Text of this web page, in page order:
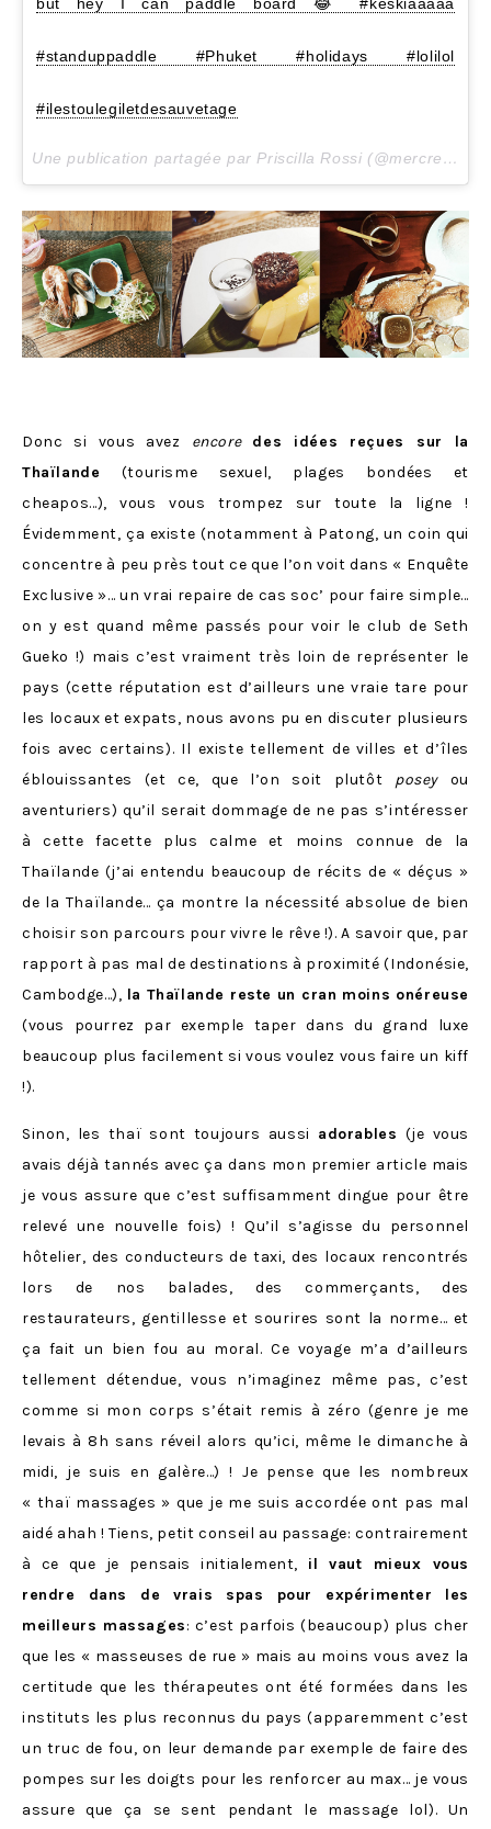
#standuppaddle #Phuket #holidays #lolilol
#ilestoulegiletdesauvetage
Une publication partagée par Priscilla Rossi (@mercredieblog) le
Donc si vous avez encore
des idées reçues sur la
Thaïlande (tourisme sexuel, plages bondées et
cheapos…), vous vous trompez sur toute la ligne !
Évidemment, ça existe (notamment à Patong, un coin qui
concentre à peu près tout ce que l’on voit dans « Enquête
Exclusive »… un vrai repaire de cas soc’ pour faire simple…
on y est quand même passés pour voir le club de Seth
Gueko !) mais c’est vraiment très loin de représenter le
pays (cette réputation est d’ailleurs une vraie tare pour
les locaux et expats, nous avons pu en discuter plusieurs
fois avec certains). Il existe tellement de villes et d’îles
éblouissantes (et ce, que l’on soit plutôt posey ou
aventuriers) qu’il serait dommage de ne pas s’intéresser
à cette facette plus calme et moins connue de la
Thaïlande (j’ai entendu beaucoup de récits de « déçus »
de la Thaïlande… ça montre la nécessité absolue de bien
choisir son parcours pour vivre le rêve !). A savoir que, par
rapport à pas mal de destinations à proximité (Indonésie,
Cambodge…), la Thaïlande reste un cran moins onéreuse
(vous pourrez par exemple taper dans du grand luxe
beaucoup plus facilement si vous voulez vous faire un kiff
!).
Sinon, les thaï sont toujours aussi adorables (je vous
avais déjà tannés avec ça dans mon premier article mais
je vous assure que c’est suffisamment dingue pour être
relevé une nouvelle fois) ! Qu’il s’agisse du personnel
hôtelier, des conducteurs de taxi, des locaux rencontrés
lors de nos balades, des commerçants, des
restaurateurs, gentillesse et sourires sont la norme… et
ça fait un bien fou au moral. Ce voyage m’a d’ailleurs
tellement détendue, vous n’imaginez même pas, c’est
comme si mon corps s’était remis à zéro (genre je me
levais à 8h sans réveil alors qu’ici, même le dimanche à
midi, je suis en galère…) ! Je pense que les nombreux
« thaï massages » que je me suis accordée ont pas mal
aidé ahah ! Tiens, petit conseil au passage: contrairement
à ce que je pensais initialement, il vaut mieux vous
rendre dans de vrais spas pour expérimenter les
meilleurs massages: c’est parfois (beaucoup) plus cher
que les « masseuses de rue » mais au moins vous avez la
certitude que les thérapeutes ont été formées dans les
instituts les plus reconnus du pays (apparemment c’est
un truc de fou, on leur demande par exemple de faire des
pompes sur les doigts pour les renforcer au max… je vous
assure que ça se sent pendant le massage lol). Un